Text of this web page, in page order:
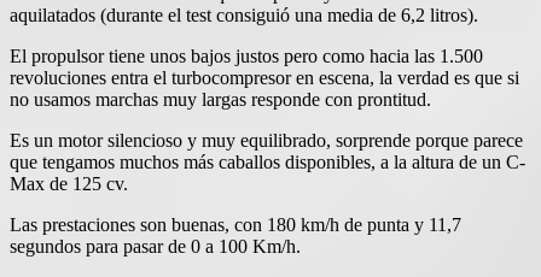
aquilatados (durante el test consiguió una media de 6,2 litros).
El propulsor tiene unos bajos justos pero como hacia las 1.500
revoluciones entra el turbocompresor en escena, la verdad es que si
no usamos marchas muy largas responde con prontitud.
Es un motor silencioso y muy equilibrado, sorprende porque parece
que tengamos muchos más caballos disponibles, a la altura de un C-
Max de 125 cv.
Las prestaciones son buenas, con 180 km/h de punta y 11,7
segundos para pasar de 0 a 100 Km/h.